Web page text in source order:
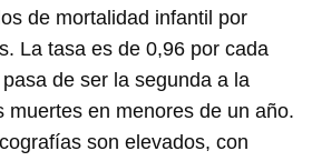
de mortalidad infantil por
La tasa es de 0,96 por cada
de ser la segunda a la
muertes en menores de un año.
son elevados, con